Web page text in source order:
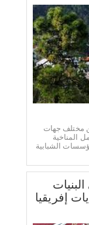
مختلف جهات
المناخية
الشبابية
إفريقيا